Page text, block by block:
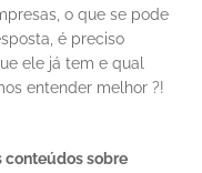
o que se pode
é preciso
ele já tem e qual
entender melhor ?!
conteúdos sobre